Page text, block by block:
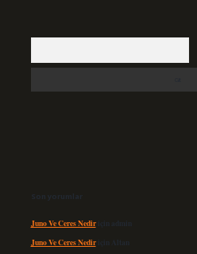
Son yorumlar
Juno Ve Ceres Nediriçin admin
Juno Ve Ceres Nediriçin Altan